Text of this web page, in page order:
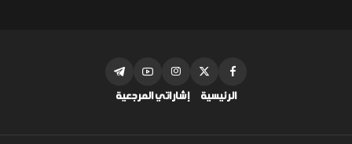
الرئيسية إشاراتي المرجعية